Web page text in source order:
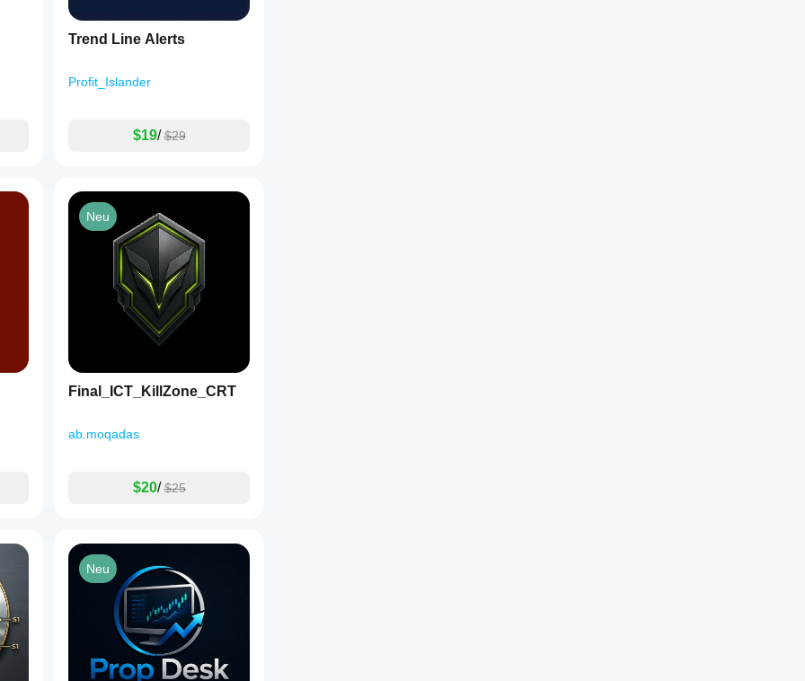
Trend Line Alerts
Profit_Islander
$19/ $29
Neu
Final_ICT_KillZone_CRT
ab.moqadas
$20/ $25
Neu